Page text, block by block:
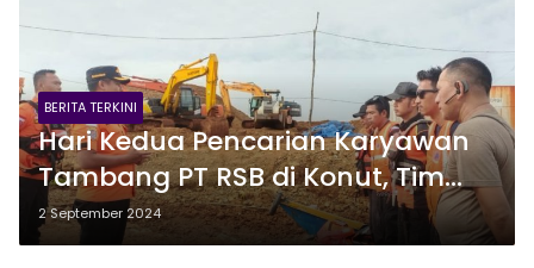
BERITA TERKINI
Hari Kedua Pencarian Karyawan
Tambang PT RSB di Konut, Tim
SAR Belum Temukan Jejak
Korban
2 September 2024